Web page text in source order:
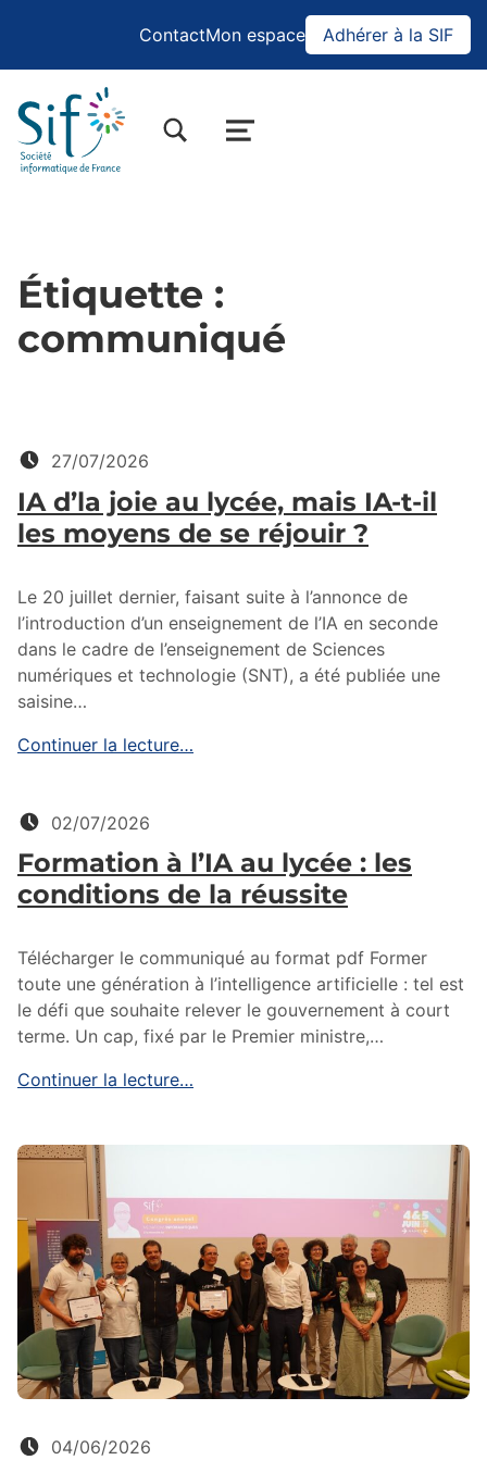
ContactMon espace Adhérer à la SIF
BASCULER LA BOÎTE DE DIALOGUE DU FORMULAIRE DE RECHERCHE
MENU
Étiquette :
communiqué
27/07/2026
IA d’la joie au lycée, mais IA-t-il
les moyens de se réjouir ?
Le 20 juillet dernier, faisant suite à l’annonce de
l’introduction d’un enseignement de l’IA en seconde
dans le cadre de l’enseignement de Sciences
numériques et technologie (SNT), a été publiée une
saisine…
Continuer la lecture…
02/07/2026
Formation à l’IA au lycée : les
conditions de la réussite
Télécharger le communiqué au format pdf Former
toute une génération à l’intelligence artificielle : tel est
le défi que souhaite relever le gouvernement à court
terme. Un cap, fixé par le Premier ministre,…
Continuer la lecture…
Posté le:
04/06/2026